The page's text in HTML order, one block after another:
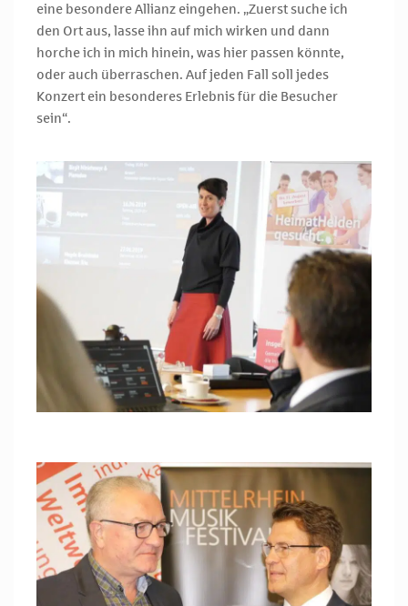
eine besondere Allianz eingehen. „Zuerst suche ich
den Ort aus, lasse ihn auf mich wirken und dann
horche ich in mich hinein, was hier passen könnte,
oder auch überraschen. Auf jeden Fall soll jedes
Konzert ein besonderes Erlebnis für die Besucher
sein“.